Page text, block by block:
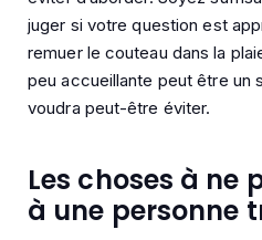
juger si votre question est
remuer le couteau dans la
peu accueillante peut être un
voudra peut-être éviter.
Les choses à ne
à une personne